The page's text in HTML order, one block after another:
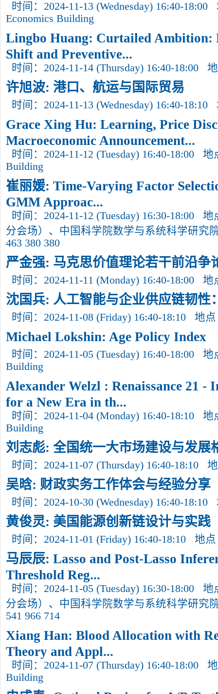
时间：2024-11-13 (Wednesday) 16:40-18:00
Economics Building
Lingbo Huang: Curtailed Ambition:
Shift and Preventive...
时间：2024-11-14 (Thursday) 16:40-18:00
许旭波: 港口、航运与国际贸易
时间：2024-11-13 (Wednesday) 16:40-18:10
Grace Xing Hu: Learning, Price
Macroeconomic Announcement...
时间：2024-11-12 (Tuesday) 16:40-18:00
地
Building
崔丽媛: Time-Varying Factor
GMM Approac...
时间：2024-11-12 (Tuesday) 16:30-18:00
地
分会场）、中国科学院数学与系统科学研究
463 380 380
严金强: 马克思价值理论若干前沿争
时间：2024-11-11 (Monday) 16:40-18:00 地
沈国兵: 人工智能与企业供应链韧性
时间：2024-11-08 (Friday) 16:40-18:10 地
Michael Lokshin: Age Policy Index
时间：2024-11-05 (Tuesday) 16:40-18:00
地
Building
Alexander Welzl : Renaissance 21 -
for a New Era in th...
时间：2024-11-04 (Monday) 16:40-18:10
地
Building
刘志彪: 全国统一大市场建设与发展
时间：2024-11-07 (Thursday) 16:40-18:10
吴晗: 财政实务工作体会与经验分享
时间：2024-10-30 (Wednesday) 16:40-18:10
黄俊灵: 美国能源创新链设计与实践
时间：2024-11-01 (Friday) 16:40-18:10 地
马辰辰: Lasso and Post-Lasso
Threshold Reg...
时间：2024-11-05 (Tuesday) 16:30-18:00
地
分会场）、中国科学院数学与系统科学研究
541 966 714
Xiang Han: Blood Allocation with
Theory and Appl...
时间：2024-11-07 (Thursday) 16:40-18:00
Building